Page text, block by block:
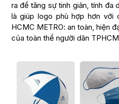
ra để tăng sự tinh giản, tính đa
là giúp logo phù hợp hơn với
HCMC METRO: an toàn, hiện
của toàn thể người dân